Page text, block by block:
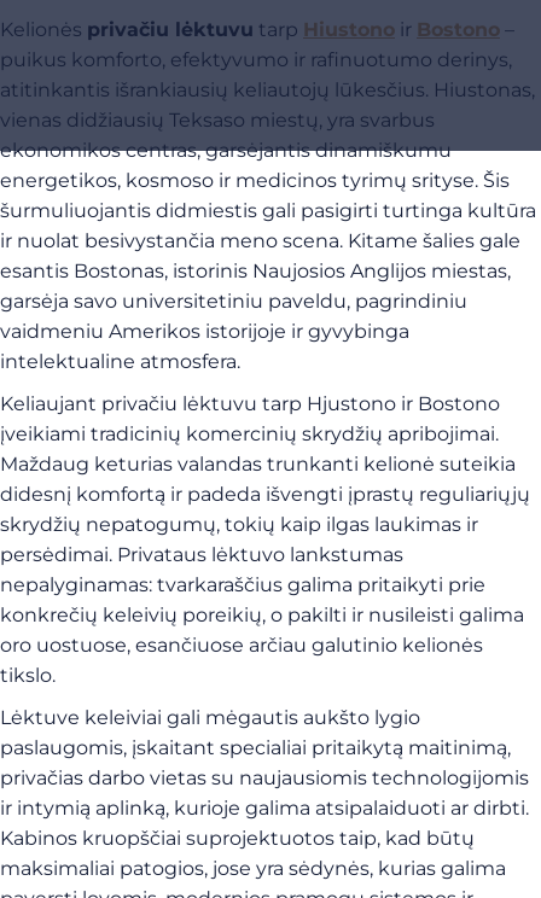
Kelionės privačiu lėktuvu tarp Hiustono ir Bostono –
puikus komforto, efektyvumo ir rafinuotumo derinys,
atitinkantis išrankiausių keliautojų lūkesčius. Hiustonas,
vienas didžiausių Teksaso miestų, yra svarbus
ekonomikos centras, garsėjantis dinamiškumu
energetikos, kosmoso ir medicinos tyrimų srityse. Šis
šurmuliuojantis didmiestis gali pasigirti turtinga kultūra
ir nuolat besivystančia meno scena. Kitame šalies gale
esantis Bostonas, istorinis Naujosios Anglijos miestas,
garsėja savo universitetiniu paveldu, pagrindiniu
vaidmeniu Amerikos istorijoje ir gyvybinga
intelektualine atmosfera.
Keliaujant privačiu lėktuvu tarp Hjustono ir Bostono
įveikiami tradicinių komercinių skrydžių apribojimai.
Maždaug keturias valandas trunkanti kelionė suteikia
didesnį komfortą ir padeda išvengti įprastų reguliariųjų
skrydžių nepatogumų, tokių kaip ilgas laukimas ir
persėdimai. Privataus lėktuvo lankstumas
nepalyginamas: tvarkaraščius galima pritaikyti prie
konkrečių keleivių poreikių, o pakilti ir nusileisti galima
oro uostuose, esančiuose arčiau galutinio kelionės
tikslo.
Lėktuve keleiviai gali mėgautis aukšto lygio
paslaugomis, įskaitant specialiai pritaikytą maitinimą,
privačias darbo vietas su naujausiomis technologijomis
ir intymią aplinką, kurioje galima atsipalaiduoti ar dirbti.
Kabinos kruopščiai suprojektuotos taip, kad būtų
maksimaliai patogios, jose yra sėdynės, kurias galima